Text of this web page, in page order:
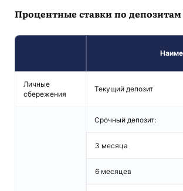
Процентные ставки по депозитам
Личные
сбережения
Текущий депозит
Срочный депозит:
3 месяца
6 месяцев